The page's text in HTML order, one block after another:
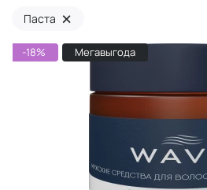
Паста ×
-18% Мегавыгода